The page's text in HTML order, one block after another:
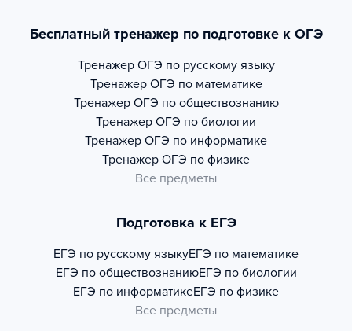
Бесплатный тренажер по подготовке к ОГЭ
Тренажер ОГЭ по русскому языку
Тренажер ОГЭ по математике
Тренажер ОГЭ по обществознанию
Тренажер ОГЭ по биологии
Тренажер ОГЭ по информатике
Тренажер ОГЭ по физике
Все предметы
Подготовка к ЕГЭ
ЕГЭ по русскому языкуЕГЭ по математике
ЕГЭ по обществознаниюЕГЭ по биологии
ЕГЭ по информатикеЕГЭ по физике
Все предметы